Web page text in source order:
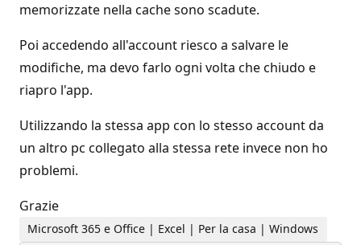
memorizzate nella cache sono scadute.
Poi accedendo all'account riesco a salvare le
modifiche, ma devo farlo ogni volta che chiudo e
riapro l'app.
Utilizzando la stessa app con lo stesso account da
un altro pc collegato alla stessa rete invece non ho
problemi.
Grazie
Microsoft 365 e Office | Excel | Per la casa | Windows